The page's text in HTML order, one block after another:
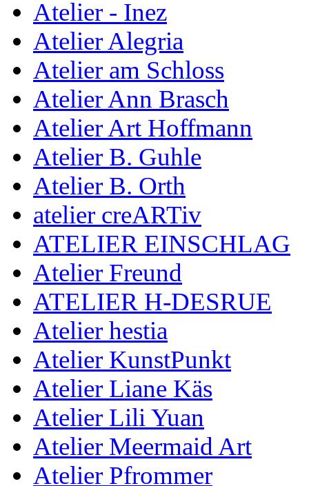
Atelier - Inez
Atelier Alegria
Atelier am Schloss
Atelier Ann Brasch
Atelier Art Hoffmann
Atelier B. Guhle
Atelier B. Orth
atelier creARTiv
ATELIER EINSCHLAG
Atelier Freund
ATELIER H-DESRUE
Atelier hestia
Atelier KunstPunkt
Atelier Liane Käs
Atelier Lili Yuan
Atelier Meermaid Art
Atelier Pfrommer